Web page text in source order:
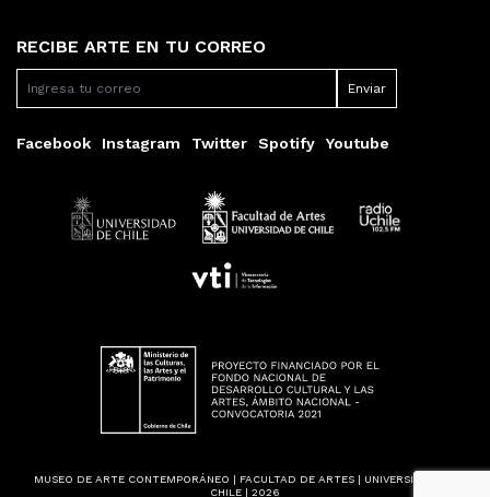
RECIBE ARTE EN TU CORREO
Facebook Instagram Twitter Spotify Youtube
MUSEO DE ARTE CONTEMPORÁNEO | FACULTAD DE ARTES | UNIVERSIDAD DE
CHILE | 2026